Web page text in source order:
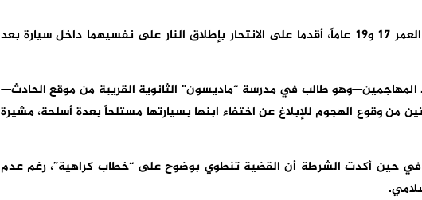
وأوضح أن المنفذين، اللذين يبلغان من العمر 17 و19 عاماً، أقدما على الانتحار بإطلاق النار على نفسيهما داخل سيارة بعد
المهاجمين—وهو طالب في مدرسة “ماديسون” الثانوية القريبة من موقع الحادث—
من وقوع الهجوم للإبلاغ عن اختفاء ابنها بسيارتها مستلحاً بعدة أسلحة، مشيرة
في حين أكدت الشرطة أن القضية تنطوي بوضوح على “خطاب كراهية”، رغم عدم